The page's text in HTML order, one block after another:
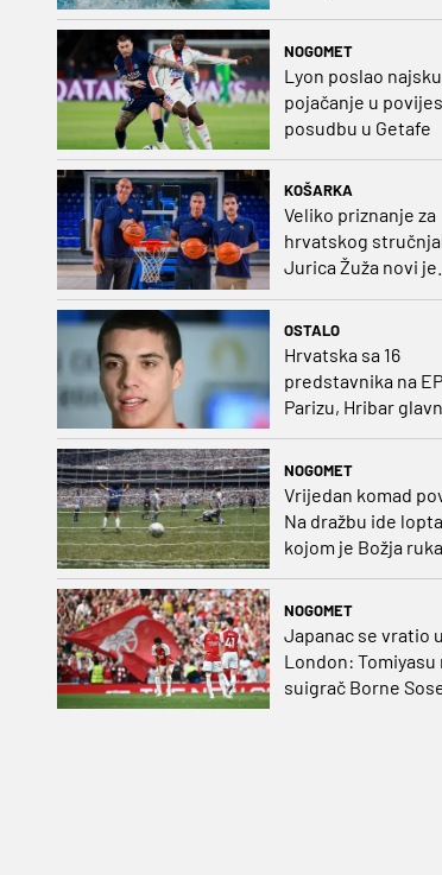
za polufinale SP-a!
NOGOMET
Lyon poslao
pojačanje u
posudbu u Getafe
KOŠARKA
Veliko priznanje za
hrvatskog
Jurica Žuža novi je
OSTALO
Hrvatska sa 16
predstavnika na
Parizu, Hribar
NOGOMET
Vrijedan komad
Na dražbu ide lopta
kojom je Božja ruka
NOGOMET
Japanac se vratio u
London: Tomiyasu
suigrač Borne